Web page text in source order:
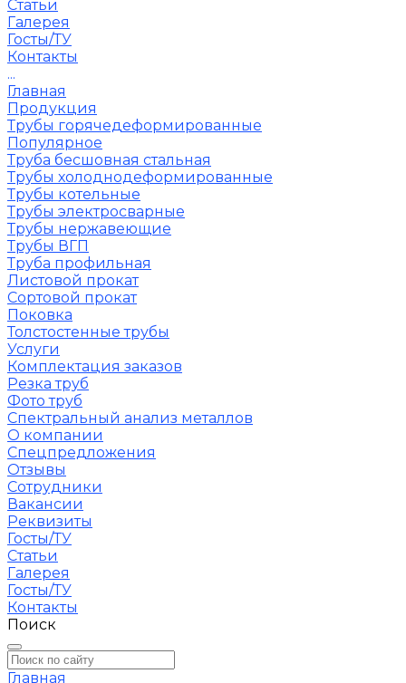
Статьи
Галерея
Госты/ТУ
Контакты
...
Главная
Продукция
Трубы горячедеформированные
Популярное
Труба бесшовная стальная
Трубы холоднодеформированные
Трубы котельные
Трубы электросварные
Трубы нержавеющие
Трубы ВГП
Труба профильная
Листовой прокат
Сортовой прокат
Поковка
Толстостенные трубы
Услуги
Комплектация заказов
Резка труб
Фото труб
Спектральный анализ металлов
О компании
Спецпредложения
Отзывы
Сотрудники
Вакансии
Реквизиты
Госты/ТУ
Статьи
Галерея
Госты/ТУ
Контакты
Поиск
Главная